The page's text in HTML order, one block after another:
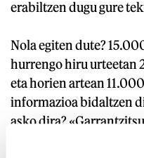
erabiltzen dugu gure
Nola egiten dute?
hurrengo hiru
eta horien artean 11.000
informazioa bidaltzen
asko dira?
guztien kontsumoa